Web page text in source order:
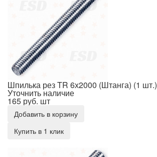
Шпилька рез TR 6х2000 (Штанга) (1 шт.)
Уточнить наличие
165 руб. шт
Добавить в корзину
Купить в 1 клик